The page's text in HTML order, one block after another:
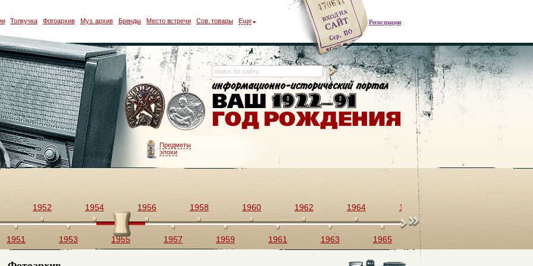
Регистрация
Толкучка Фотоархив Муз. архив Бренды Место встречи Сов. товары Еще
Предметы
эпохи
1951
1952
1953
1954
1955
1956
1957
1958
1959
1960
1961
1962
1963
1964
1965
1966